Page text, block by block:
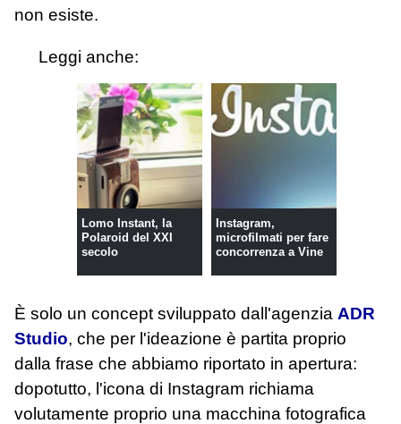
non esiste.
Leggi anche:
Lomo Instant, la
Polaroid del XXI
secolo
Instagram,
microfilmati per fare
concorrenza a Vine
È solo un concept sviluppato dall'agenzia ADR
Studio, che per l'ideazione è partita proprio
dalla frase che abbiamo riportato in apertura:
dopotutto, l'icona di Instagram richiama
volutamente proprio una macchina fotografica